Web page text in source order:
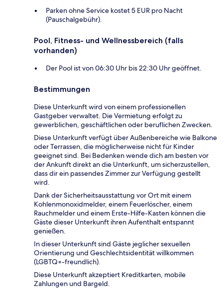
Parken ohne Service kostet 5 EUR pro Nacht
(Pauschalgebühr).
Pool, Fitness- und Wellnessbereich (falls
vorhanden)
Der Pool ist von 06:30 Uhr bis 22:30 Uhr geöffnet.
Bestimmungen
Diese Unterkunft wird von einem professionellen
Gastgeber verwaltet. Die Vermietung erfolgt zu
gewerblichen, geschäftlichen oder beruflichen Zwecken.
Diese Unterkunft verfügt über Außenbereiche wie Balkone
oder Terrassen, die möglicherweise nicht für Kinder
geeignet sind. Bei Bedenken wende dich am besten vor
der Ankunft direkt an die Unterkunft, um sicherzustellen,
dass dir ein passendes Zimmer zur Verfügung gestellt
wird.
Dank der Sicherheitsausstattung vor Ort mit einem
Kohlenmonoxidmelder, einem Feuerlöscher, einem
Rauchmelder und einem Erste-Hilfe-Kasten können die
Gäste dieser Unterkunft ihren Aufenthalt entspannt
genießen.
In dieser Unterkunft sind Gäste jeglicher sexuellen
Orientierung und Geschlechtsidentität willkommen
(LGBTQ+-freundlich).
Diese Unterkunft akzeptiert Kreditkarten, mobile
Zahlungen und Bargeld.